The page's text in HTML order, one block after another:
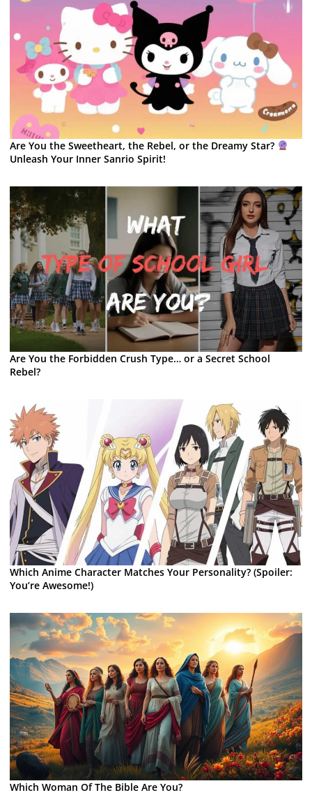
Are You the Sweetheart, the Rebel, or the Dreamy Star?
Unleash Your Inner Sanrio Spirit!
Are You the Forbidden Crush Type… or a Secret School
Rebel?
Which Anime Character Matches Your Personality? (Spoiler:
You’re Awesome!)
Which Woman Of The Bible Are You?